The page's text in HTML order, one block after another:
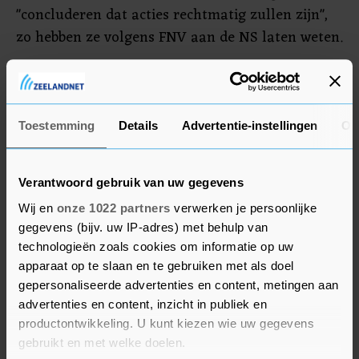
Toestemming Details Advertentie-instellingen
Verantwoord gebruik van uw gegevens
Wij en onze 1022 partners verwerken je persoonlijke
gegevens (bijv. uw IP-adres) met behulp van
technologieën zoals cookies om informatie op uw
apparaat op te slaan en te gebruiken met als doel
gepersonaliseerde advertenties en content, metingen aan
advertenties en content, inzicht in publiek en
productontwikkeling. U kunt kiezen wie uw gegevens
gebruikt en met welke doelen.
"concluderen dat acties rechtmatig zullen zijn",
zo hebben ze volgens FNV aan de NS laten weten.
Deur staat open
Een NS-woordvoerder zegt dat de deur wat het
spoorbedrijf betreft nog altijd openstaat voor
nog niet zeggen. Daarvoor wil de NS eerst goed
nagaan wat er precies in de verklaringen van de
vakbonden staat. "Voor ons is nu is het
belangrijkste dat we weer om tafel gaan."
Een van de belangrijkste eisen van de vakbonden
is de invoering van de automatische
prijscompensatie (APC) voor alle salarissen. Die